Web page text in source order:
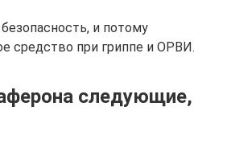
и потому
средство при гриппе и ОРВИ.
следующие,